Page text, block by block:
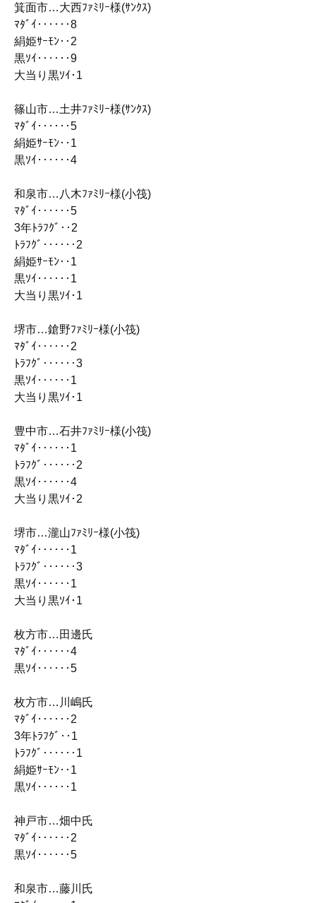
箕面市…大西ﾌｧﾐﾘｰ様(ｻﾝｸｽ)
ﾏﾀﾞｲ‥‥‥8
絹姫ｻｰﾓﾝ‥2
黒ｿｲ‥‥‥9
大当り黒ｿｲ･1
篠山市…土井ﾌｧﾐﾘｰ様(ｻﾝｸｽ)
ﾏﾀﾞｲ‥‥‥5
絹姫ｻｰﾓﾝ‥1
黒ｿｲ‥‥‥4
和泉市…八木ﾌｧﾐﾘｰ様(小筏)
ﾏﾀﾞｲ‥‥‥5
3年ﾄﾗﾌｸﾞ‥2
ﾄﾗﾌｸﾞ‥‥‥2
絹姫ｻｰﾓﾝ‥1
黒ｿｲ‥‥‥1
大当り黒ｿｲ･1
堺市…鎗野ﾌｧﾐﾘｰ様(小筏)
ﾏﾀﾞｲ‥‥‥2
ﾄﾗﾌｸﾞ‥‥‥3
黒ｿｲ‥‥‥1
大当り黒ｿｲ･1
豊中市…石井ﾌｧﾐﾘｰ様(小筏)
ﾏﾀﾞｲ‥‥‥1
ﾄﾗﾌｸﾞ‥‥‥2
黒ｿｲ‥‥‥4
大当り黒ｿｲ･2
堺市…瀧山ﾌｧﾐﾘｰ様(小筏)
ﾏﾀﾞｲ‥‥‥1
ﾄﾗﾌｸﾞ‥‥‥3
黒ｿｲ‥‥‥1
大当り黒ｿｲ･1
枚方市…田邊氏
ﾏﾀﾞｲ‥‥‥4
黒ｿｲ‥‥‥5
枚方市…川嶋氏
ﾏﾀﾞｲ‥‥‥2
3年ﾄﾗﾌｸﾞ‥1
ﾄﾗﾌｸﾞ‥‥‥1
絹姫ｻｰﾓﾝ‥1
黒ｿｲ‥‥‥1
神戸市…畑中氏
ﾏﾀﾞｲ‥‥‥2
黒ｿｲ‥‥‥5
和泉市…藤川氏